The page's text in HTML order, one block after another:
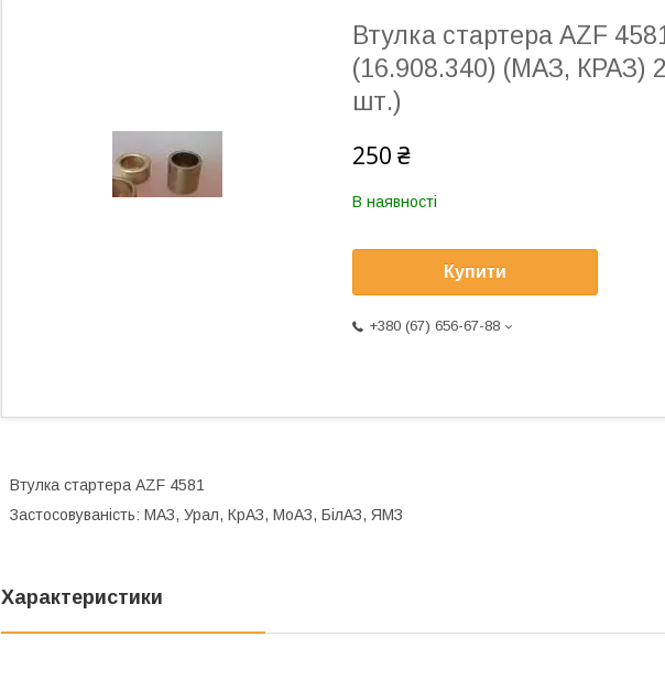
Втулка стартера AZF
(16.908.340) (МАЗ, КРАЗ)
шт.)
250 ₴
В наявності
Купити
+380 (67) 656-67-88
Втулка стартера AZF 4581
Застосовуваність: МАЗ, Урал, КрАЗ, МоАЗ, БілАЗ, ЯМЗ
Характеристики